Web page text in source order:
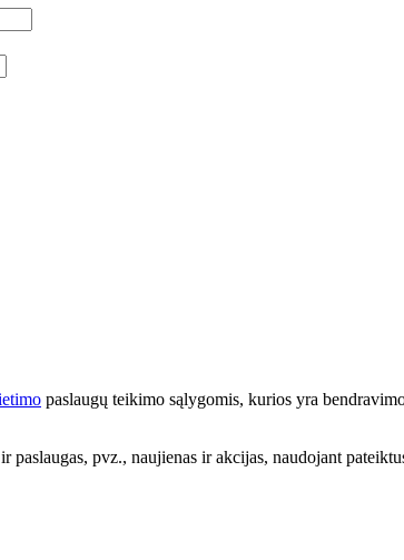
paslaugų teikimo sąlygomis, kurios yra
pvz., naujienas ir akcijas, naudojant